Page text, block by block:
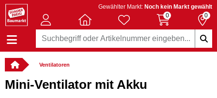
Gewählter Markt: Noch kein Markt gewählt
0
0
Ventilatoren
Mini-Ventilator mit Akku